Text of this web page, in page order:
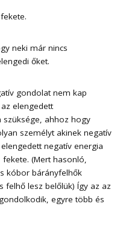
neki már nincs
őket.
gondolat nem kap
elengedett
szüksége, ahhoz hogy
személyt akinek negatív
negatív energia
(Mert hasonló,
kóbor bárányfelhők
felhő lesz belőlük) Így az az
egyre több és